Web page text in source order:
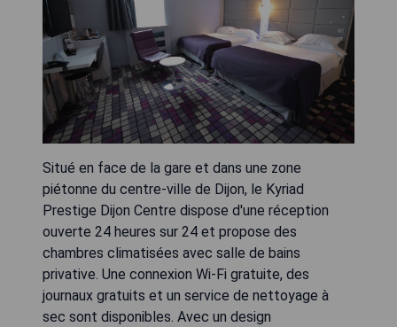
Situé en face de la gare et dans une zone
piétonne du centre-ville de Dijon, le Kyriad
Prestige Dijon Centre dispose d'une réception
ouverte 24 heures sur 24 et propose des
chambres climatisées avec salle de bains
privative. Une connexion Wi-Fi gratuite, des
journaux gratuits et un service de nettoyage à
sec sont disponibles. Avec un design